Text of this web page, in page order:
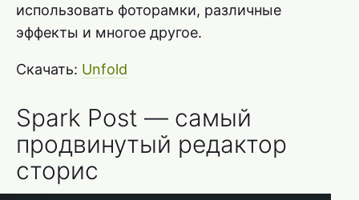
использовать фоторамки, различные
эффекты и многое другое.
Скачать: Unfold
Spark Post — самый
продвинутый редактор
сторис